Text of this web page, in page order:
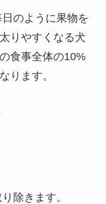
のように果物を
りやすくなる犬
食事全体の10%
ります。
除きます。